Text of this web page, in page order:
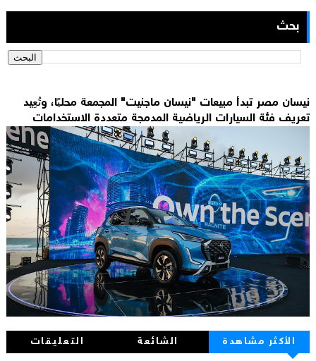
بحث
نيسان مصر تبدأ مبيعات "نيسان ماجنيت" المجمعة محليًا، وتُعِيد
تعريف فئة السيارات الرياضية المدمجة متعددة الاستخدامات
الأكثر مشاهدة الشائعة التعليقات